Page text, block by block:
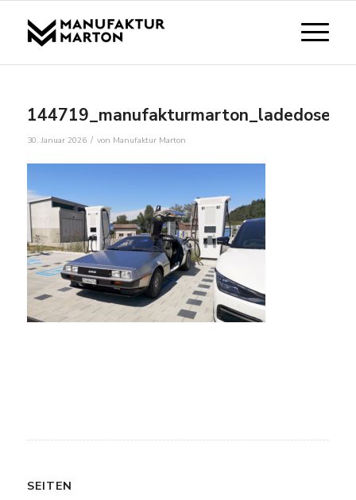
30. Januar 2026 / von Manufaktur Marton
SEITEN